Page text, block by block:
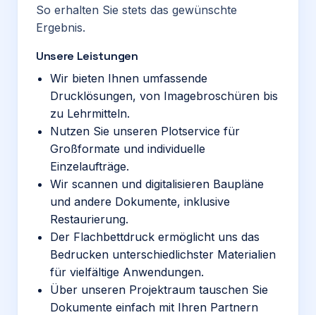
So erhalten Sie stets das gewünschte
Ergebnis.
Unsere Leistungen
Wir bieten Ihnen umfassende
Drucklösungen, von Imagebroschüren bis
zu Lehrmitteln.
Nutzen Sie unseren Plotservice für
Großformate und individuelle
Einzelaufträge.
Wir scannen und digitalisieren Baupläne
und andere Dokumente, inklusive
Restaurierung.
Der Flachbettdruck ermöglicht uns das
Bedrucken unterschiedlichster Materialien
für vielfältige Anwendungen.
Über unseren Projektraum tauschen Sie
Dokumente einfach mit Ihren Partnern